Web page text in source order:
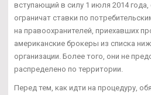
вступающий в силу 1 июля 2014
ограничат ставки по
на правоохранителей, приехавших
американские брокеры из списка
организации. Более того, они не
распределено по территории.
Перед тем, как идти на процедуру,